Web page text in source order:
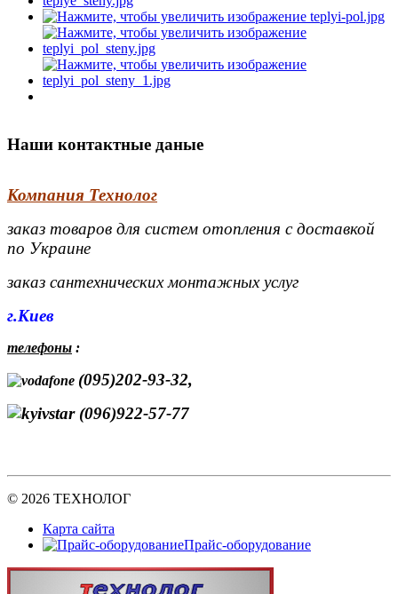
Наши контактные даные
Компания Технолог
заказ товаров для систем отопления с доставкой
по Украине
заказ сантехнических монтажных услуг
г.Киев
телефоны :
(095)202-93-32,
(096)922-57-77
© 2026 ТЕХНОЛОГ
Карта сайта
Прайс-оборудование